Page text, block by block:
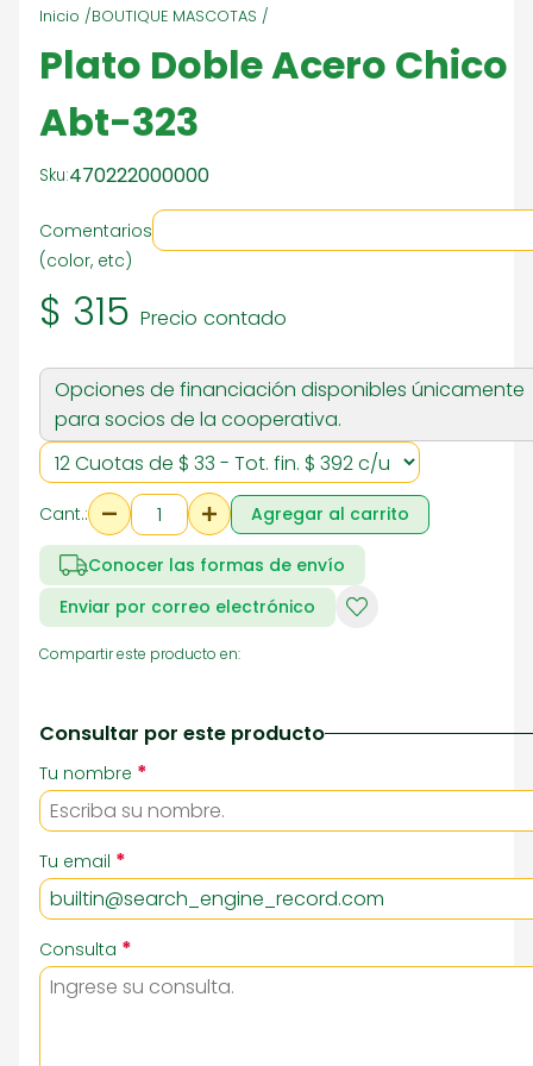
Inicio /BOUTIQUE MASCOTAS /
Plato Doble Acero Chico
Abt-323
Sku:470222000000
Comentarios
(color, etc)
$ 315 Precio contado
Opciones de financiación disponibles únicamente
para socios de la cooperativa.
Cant.: Agregar al carrito
Conocer las formas de envío
Enviar por correo electrónico
Compartir este producto en:
Consultar por este producto
Tu nombre *
Tu email *
Consulta *